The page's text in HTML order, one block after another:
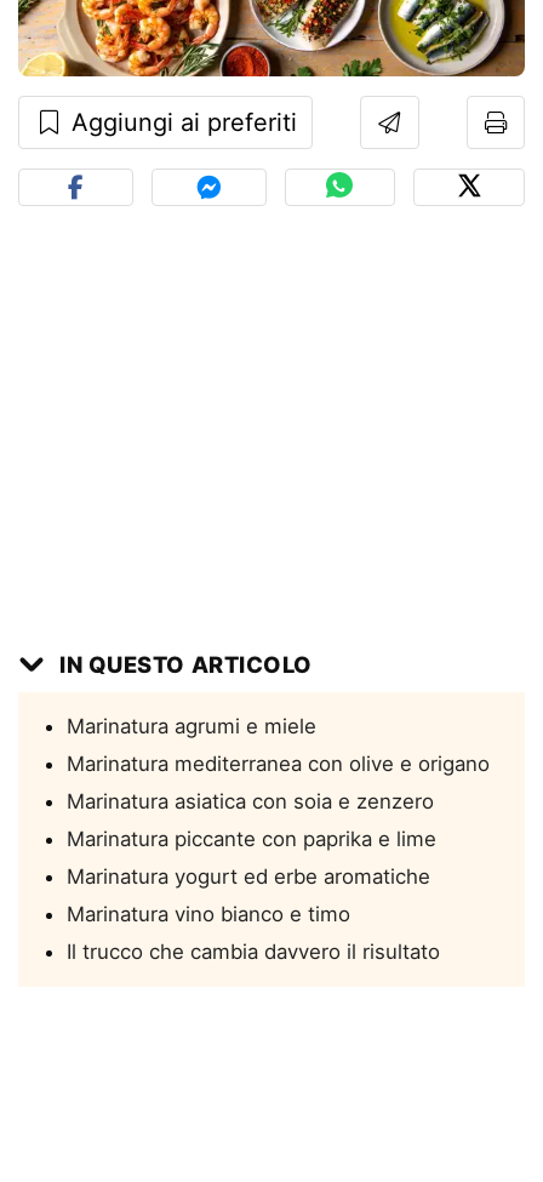
Aggiungi ai preferiti
IN QUESTO ARTICOLO
Marinatura agrumi e miele
Marinatura mediterranea con olive e origano
Marinatura asiatica con soia e zenzero
Marinatura piccante con paprika e lime
Marinatura yogurt ed erbe aromatiche
Marinatura vino bianco e timo
Il trucco che cambia davvero il risultato